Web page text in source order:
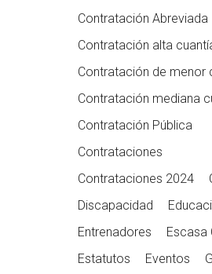
Contratación Abreviada
Contratación alta
Contratación de menor
Contratación mediana
Contratación Pública
Contrataciones
Contrataciones 2024
Discapacidad
Entrenadores
Escasa
Estatutos
Eventos